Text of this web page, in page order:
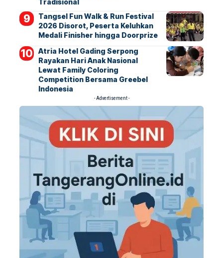
Tradisional
Tangsel Fun Walk & Run Festival
2026 Disorot, Peserta Keluhkan
Medali Finisher hingga Doorprize
Atria Hotel Gading Serpong
Rayakan Hari Anak Nasional
Lewat Family Coloring
Competition Bersama Greebel
Indonesia
- Advertisement -